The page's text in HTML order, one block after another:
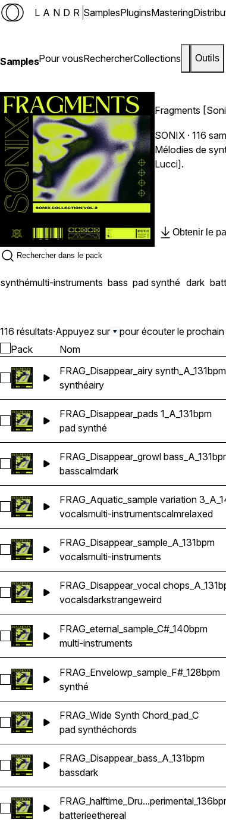
LANDR SamplesPluginsMastering
SamplesPour vousRechercherCollections Outils
Fragments
SONIX · 116
Mélodies de
Lucci].
Obtenir le
synthémulti-instruments bass pad synthé dark
116 résultats·Appuyez sur pour écouter le prochain
Pack Nom
Sélectionnez FRAG_Disappear_airy synth_A_131bpm
FRAG_Disappear_airy synth_A_131bpm
synthéairy
Sélectionnez FRAG_Disappear_pads 1_A_131bpm
FRAG_Disappear_pads 1_A_131bpm
pad synthé
Sélectionnez FRAG_Disappear_growl bass_A_131bpm
FRAG_Disappear_growl
basscalmdark
Sélectionnez FRAG_Aquatic_sample variation
FRAG_Aquatic_sample variation
vocalsmulti-instrumentscalmrelaxed
Sélectionnez FRAG_Disappear_sample_A_131bpm
FRAG_Disappear_sample_A_131bpm
vocalsmulti-instruments
Sélectionnez FRAG_Disappear_vocal
FRAG_Disappear_vocal
vocalsdarkstrangeweird
Sélectionnez FRAG_eternal_sample_C#_140bpm
FRAG_eternal_sample_C#_140bpm
multi-instruments
Sélectionnez FRAG_Envelowp_sample_F#_128bpm
FRAG_Envelowp_sample_F#_128bpm
synthé
Sélectionnez FRAG_Wide Synth Chord_pad_C
FRAG_Wide Synth Chord_pad_C
pad synthéchords
Sélectionnez FRAG_Disappear_bass_A_131bpm
FRAG_Disappear_bass_A_131bpm
bassdark
Sélectionnez FRAG_halftime_Drum
batterieethereal